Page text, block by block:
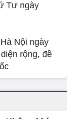
Tư ngày
Nội ngày
rộng, đề